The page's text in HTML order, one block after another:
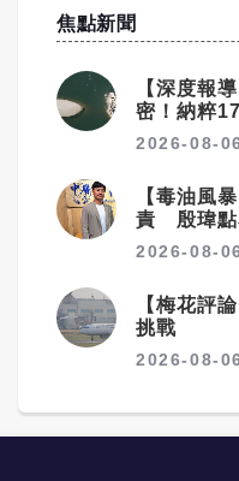
多次表示，中方願
全。 美國仍握技術優勢 但面臨產業競爭壓力
儘管CSIS對中國商
報告也承認，美國
優勢，包括高端航
私營企業創新能力
SpaceX已建立全
仍是全球商業航太
CSIS認為，美國最
業布局。報告建議
作，提高商業衛星
應鏈，同時與盟友
蘇冷戰時期的登月
力的因素，已逐漸
major new front
technology
#TechNews
pic.twitter.com/
Academic Block
July 29, 2026 《環球時報》報導，中關村資
作反映出強烈的焦
迷科技霸權幻想，
產業發展。到2026
美方預期，讓他們
只要傳出中國高科
技企業股價便會承
的技術優勢正在快
出台各類非理性的限制政策。
部長貝森特（
提升產業競爭力，
新標竿。未來，隨
陸續落地，卡爾動
運產業的重要領航
全面數位化與無人
科技，顯然是想掩飾
黔強調，彼時的長
界質疑聲從未停過
質疑聲變成了感慨和驚歎。 李
說，我們投資的時
想到長鑫以這麼快
——6年時間就成長
Dram廠商。中國科
時代的饋贈，也是
道間接參與的，並
查閱長鑫科技股權
傳福以自然人身份
此提前鎖定「騰勢
焦點新聞
【深度報
密！納粹
亞砸數億
2026-08-
【毒油風
責 殷瑋點
毒油放行
2026-08-
【梅花評
挑戰
2026-08-